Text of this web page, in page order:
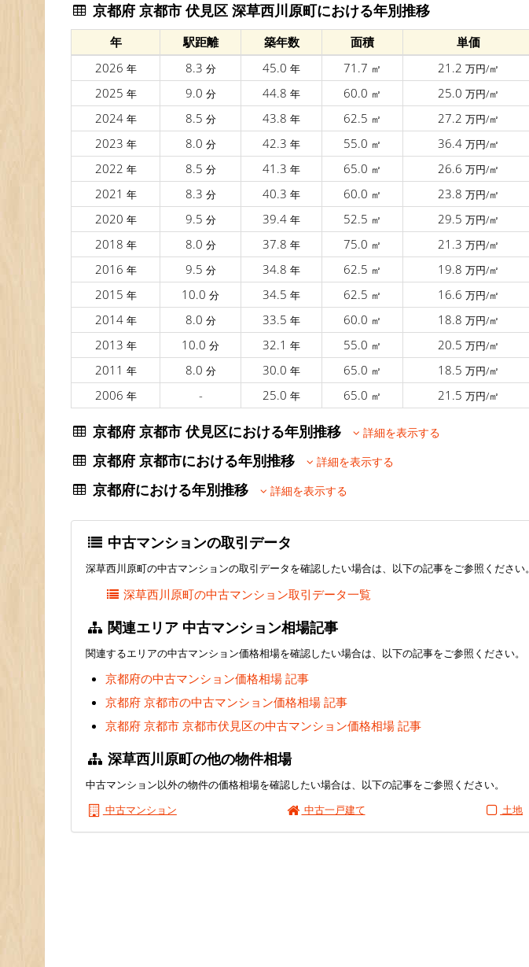
京都府 京都市 伏見区 深草西川原町における年別推移
年 駅距離 築年数 面積 単価
2026 年 8.3 分 45.0 年 71.7 ㎡ 21.2 万円/㎡
2025 年 9.0 分 44.8 年 60.0 ㎡ 25.0 万円/㎡
2024 年 8.5 分 43.8 年 62.5 ㎡ 27.2 万円/㎡
2023 年 8.0 分 42.3 年 55.0 ㎡ 36.4 万円/㎡
2022 年 8.5 分 41.3 年 65.0 ㎡ 26.6 万円/㎡
2021 年 8.3 分 40.3 年 60.0 ㎡ 23.8 万円/㎡
2020 年 9.5 分 39.4 年 52.5 ㎡ 29.5 万円/㎡
2018 年 8.0 分 37.8 年 75.0 ㎡ 21.3 万円/㎡
2016 年 9.5 分 34.8 年 62.5 ㎡ 19.8 万円/㎡
2015 年 10.0 分 34.5 年 62.5 ㎡ 16.6 万円/㎡
2014 年 8.0 分 33.5 年 60.0 ㎡ 18.8 万円/㎡
2013 年 10.0 分 32.1 年 55.0 ㎡ 20.5 万円/㎡
2011 年 8.0 分 30.0 年 65.0 ㎡ 18.5 万円/㎡
2006 年 - 25.0 年 65.0 ㎡ 21.5 万円/㎡
京都府 京都市 伏見区における年別推移 詳細を表示する
京都府 京都市における年別推移 詳細を表示する
京都府における年別推移 詳細を表示する
中古マンションの取引データ
深草西川原町の中古マンションの取引データを確認したい場合は、以下の記事をご参照ください。
深草西川原町の中古マンション取引データ一覧
関連エリア 中古マンション相場記事
関連するエリアの中古マンション価格相場を確認したい場合は、以下の記事をご参照ください。
京都府の中古マンション価格相場 記事
京都府 京都市の中古マンション価格相場 記事
京都府 京都市 京都市伏見区の中古マンション価格相場 記事
深草西川原町の他の物件相場
中古マンション以外の物件の価格相場を確認したい場合は、以下の記事をご参照ください。
中古マンション
中古一戸建て 土地